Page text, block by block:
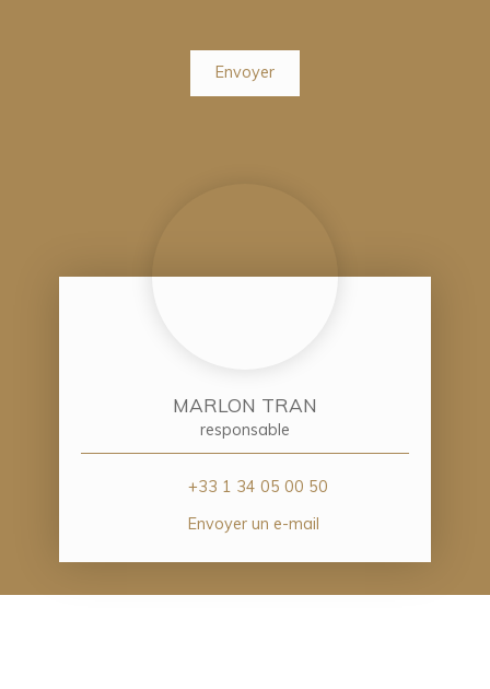
Envoyer
MARLON TRAN
responsable
+33 1 34 05 00 50
Envoyer un e-mail